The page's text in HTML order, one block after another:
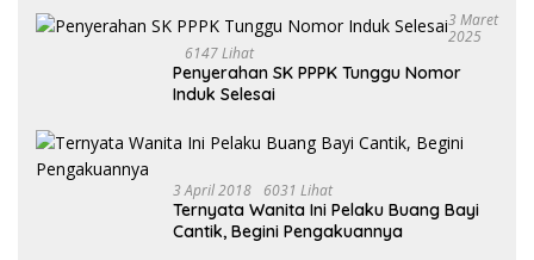
3 Maret
2025
6147 Lihat
Penyerahan SK PPPK Tunggu Nomor
Induk Selesai
3 April 2018 6031 Lihat
Ternyata Wanita Ini Pelaku Buang Bayi
Cantik, Begini Pengakuannya